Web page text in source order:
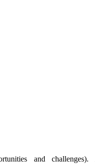
and challenges).